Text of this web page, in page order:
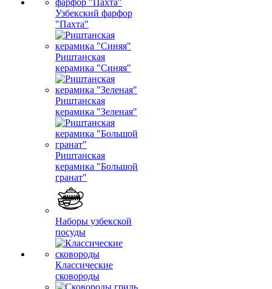
Узбекский фарфор
"Пахта"
Риштанская
керамика "Синяя"
Риштанская
керамика "Зеленая"
Риштанская
керамика "Большой
гранат"
Наборы узбекской
посуды
Классические
сковороды